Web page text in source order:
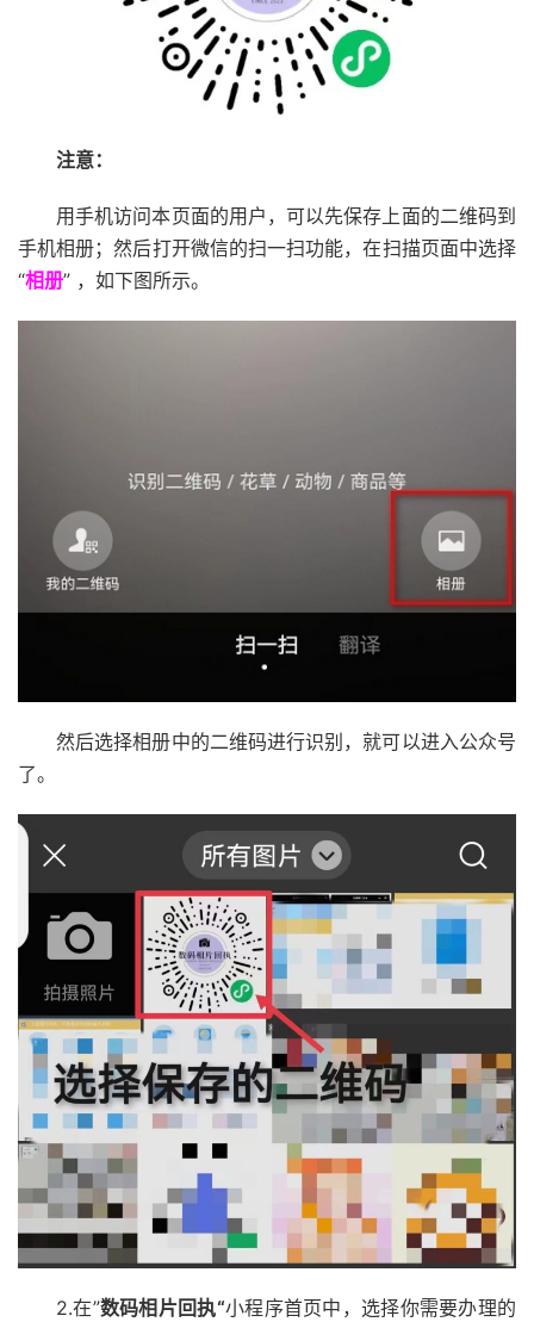
注意：
用手机访问本页面的用户，可以先保存上面的二维码到
手机相册；然后打开微信的扫一扫功能，在扫描页面中选择
“相册” ，如下图所示。
然后选择相册中的二维码进行识别，就可以进入公众号
了。
2.在”数码相片回执“小程序首页中，选择你需要办理的